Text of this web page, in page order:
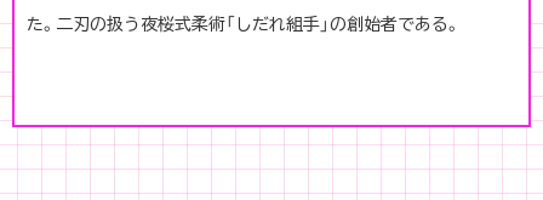
た。二刃の扱う夜桜式柔術「しだれ組手」の創始者である。